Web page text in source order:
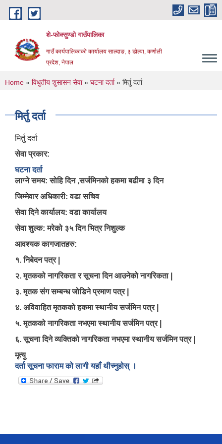
Skip to main content
शे-फोक्सुण्डो गाउँपालिका
गाउँ कार्यपालिकाको कार्यालय साल्दाङ, ३ डोल्पा, कर्णाली
प्रदेश, नेपाल
You are here
Home » विधुतीय शुसासन सेवा» घटना दर्ता» मिर्तु दर्ता
मिर्तु दर्ता
मिर्तु दर्ता
सेवा प्रकार:
घटना दर्ता
लाग्ने समय: सोहि दिन ,सर्जमिनको हकमा बढीमा ३ दिन
जिम्मेवार अधिकारी: वडा सचिव
सेवा दिने कार्यालय: वडा कार्यालय
सेवा शुल्क: मरेको ३५ दिन भित्र निशुल्क
आवश्यक कागजातहरु:
१. निबेदन पत्र |
२. मृतकको नागरिकता र सूचना दिन आउनेको नागरिकता |
३. मृतक संग सम्बन्ध जोडिने प्रमाण पत्र |
४. अविवाहित मृतकको हकमा स्थानीय सर्जमिन पत्र |
५. मृतकको नागरिकता नभएमा स्थानीय सर्जमिन पत्र |
६. सूचना दिने व्यक्तिको नागरिकता नभएमा स्थानीय सर्जमिन पत्र |
मृत्यु
दर्ता सूचना फाराम को लागी यहाँ थीच्नुहोस् ।